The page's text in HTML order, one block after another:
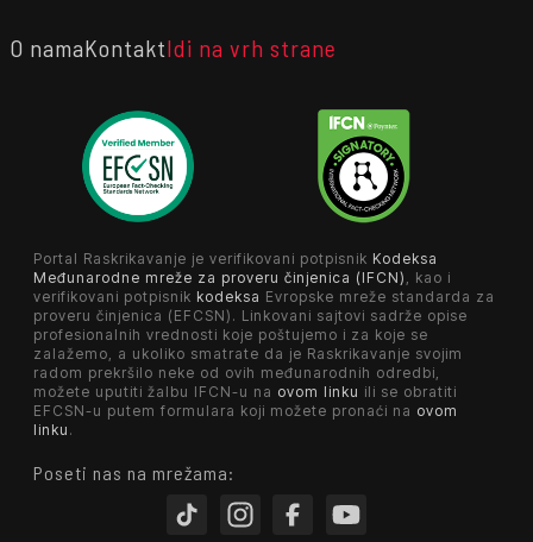
O namaKontaktIdi na vrh strane
Portal Raskrikavanje je verifikovani potpisnik Kodeksa
Međunarodne mreže za proveru činjenica (IFCN) , kao i
verifikovani potpisnik kodeksa Evropske mreže standarda za
proveru činjenica (EFCSN). Linkovani sajtovi sadrže opise
profesionalnih vrednosti koje poštujemo i za koje se
zalažemo, a ukoliko smatrate da je Raskrikavanje svojim
radom prekršilo neke od ovih međunarodnih odredbi,
možete uputiti žalbu IFCN-u na ovom linku ili se obratiti
EFCSN-u putem formulara koji možete pronaći na ovom
linku .
Poseti nas na mrežama: